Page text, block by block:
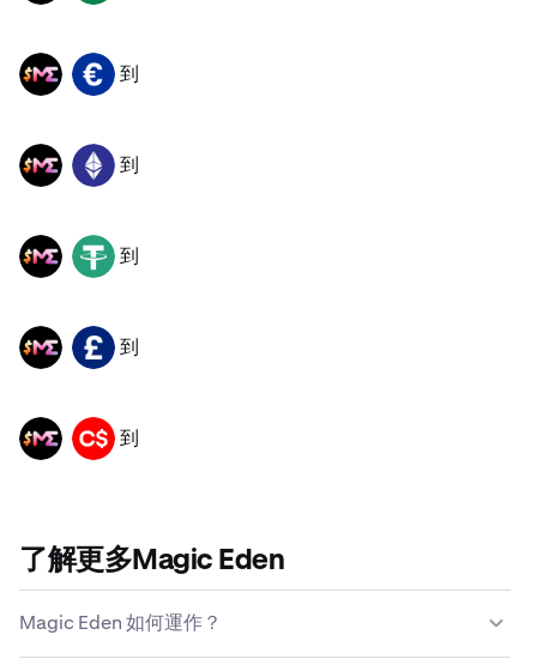
ME EUR 到
ME ETH 到
ME USDT 到
ME GBP 到
ME CAD 到
了解更多Magic Eden
Magic Eden 如何運作？